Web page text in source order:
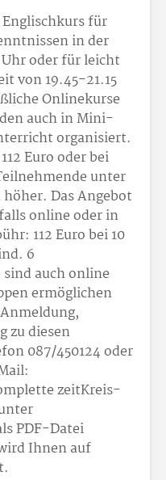
für
in der
oder für leicht
von 19.45-21.15
Onlinekurse
auch in Mini-
organisiert.
Euro oder bei
unter
Das Angebot
online oder in
112 Euro bei 10
6
auch online
ermöglichen
zu diesen
087/450124 oder
zeitKreis-
PDF-Datei
Ihnen auf